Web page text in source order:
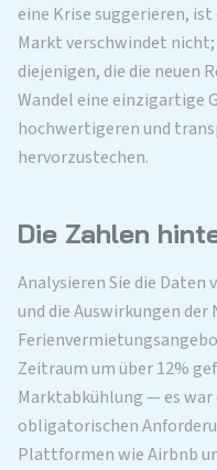
eine Krise suggerieren,
Markt verschwindet
diejenigen, die die neuen
Wandel eine einzigartige
hochwertigeren und
hervorzustechen.
Die Zahlen
Analysieren Sie die Daten
und die Auswirkungen der
Zeitraum um über 12%
Marktabkühlung — es
obligatorischen
Plattformen wie Airbnb